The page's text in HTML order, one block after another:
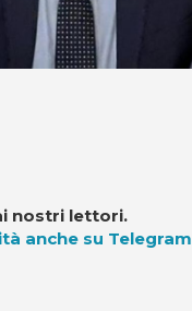
nostri lettori.
anche su Telegram